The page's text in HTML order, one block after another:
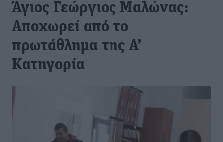
Άγιος Γεώργιος Μαλώνας:
Αποχωρεί από το
πρωτάθλημα της Α’
Κατηγορία